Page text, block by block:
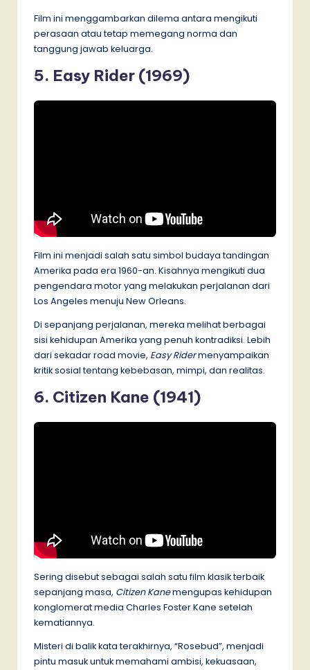
Film ini menggambarkan dilema antara mengikuti
perasaan atau tetap memegang norma dan
tanggung jawab keluarga.
5. Easy Rider (1969)
Film ini menjadi salah satu simbol budaya tandingan
Amerika pada era 1960-an. Kisahnya mengikuti dua
pengendara motor yang melakukan perjalanan dari
Los Angeles menuju New Orleans.
Di sepanjang perjalanan, mereka melihat berbagai
sisi kehidupan Amerika yang penuh kontradiksi. Lebih
dari sekadar road movie, Easy Ridermenyampaikan
kritik sosial tentang kebebasan, mimpi, dan realitas.
6. Citizen Kane (1941)
Sering disebut sebagai salah satu film klasik terbaik
sepanjang masa, Citizen Kanemengupas kehidupan
konglomerat media Charles Foster Kane setelah
kematiannya.
Misteri di balik kata terakhirnya, “Rosebud”, menjadi
pintu masuk untuk memahami ambisi, kekuasaan,